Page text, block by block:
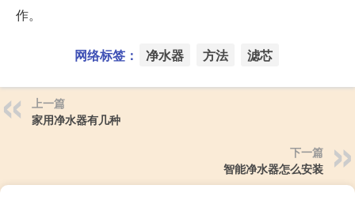
作。
网络标签： 净水器 方法 滤芯
上一篇
家用净水器有几种
下一篇
智能净水器怎么安装